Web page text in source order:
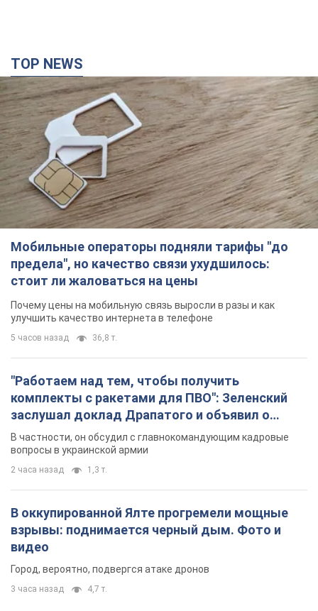
TOP NEWS
Мобильные операторы подняли тарифы "до
предела", но качество связи ухудшилось:
стоит ли жаловаться на цены
Почему цены на мобильную связь выросли в разы и как
улучшить качество интернета в телефоне
5 часов назад 36,8 т.
"Работаем над тем, чтобы получить
комплекты с ракетами для ПВО": Зеленский
заслушал доклад Драпатого и объявил о
новых мерах
В частности, он обсудил с главнокомандующим кадровые
вопросы в украинской армии
2 часа назад 1,3 т.
В оккупированной Ялте прогремели мощные
взрывы: поднимается черный дым. Фото и
видео
Город, вероятно, подвергся атаке дронов
3 часа назад 4,7 т.